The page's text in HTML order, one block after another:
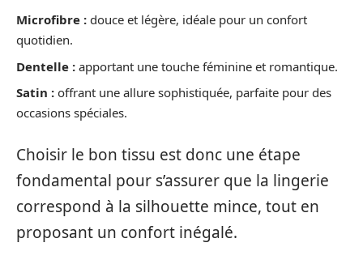
Microfibre : douce et légère, idéale pour un confort
quotidien.
Dentelle : apportant une touche féminine et romantique.
Satin : offrant une allure sophistiquée, parfaite pour des
occasions spéciales.
Choisir le bon tissu est donc une étape
fondamental pour s’assurer que la lingerie
correspond à la silhouette mince, tout en
proposant un confort inégalé.